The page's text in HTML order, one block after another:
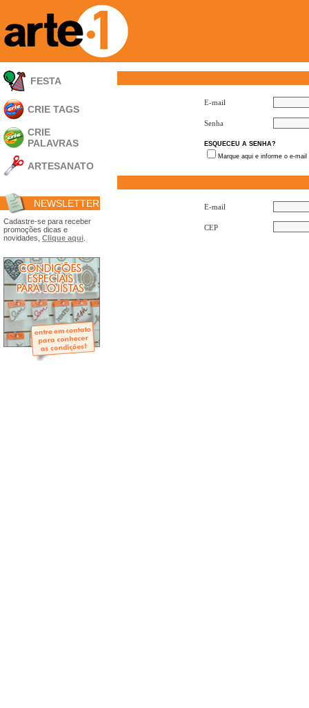
FESTA
CRIE TAGS
CRIE
PALAVRAS
ARTESANATO
Acrílico
Porta Retratos
Ferramentas
- Carimbões
- Embalagens
- Máscaras
- Espátulas
- Diversos
Álbuns
- Mini-Álbuns
- Páginas Mini
- Páginas Scrap
- Argolas
NEWSLETTER
Cadastre-se para receber
promoções dicas e
novidades, Clique aqui
E-mail
Senha
ESQUECEU A SENHA?
Marque aqui e informe o e-
E-mail
CEP